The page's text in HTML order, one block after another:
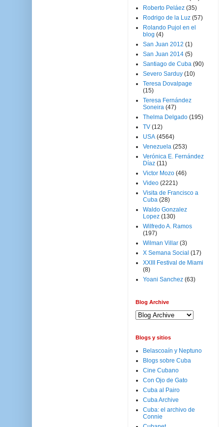
Roberto Peláez (35)
Rodrigo de la Luz (57)
Rolando Pujol en el
blog (4)
San Juan 2012 (1)
San Juan 2014 (5)
Santiago de Cuba (90)
Severo Sarduy (10)
Teresa Dovalpage
(15)
Teresa Fernández
Soneira (47)
Thelma Delgado (195)
TV (12)
USA (4564)
Venezuela (253)
Verónica E. Fernández
Díaz (11)
Victor Mozo (46)
Video (2221)
Visita de Francisco a
Cuba (28)
Waldo Gonzalez
Lopez (130)
Wilfredo A. Ramos
(197)
Wilman Villar (3)
X Semana Social (17)
XXIII Festival de Miami
(8)
Yoani Sanchez (63)
Blog Archive
Blogs y sitios
Belascoaín y Neptuno
Blogs sobre Cuba
Cine Cubano
Con Ojo de Gato
Cuba al Pairo
Cuba Archive
Cuba: el archivo de
Connie